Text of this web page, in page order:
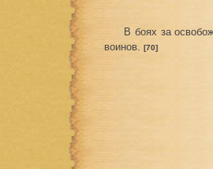
В боях за
воинов. [70]